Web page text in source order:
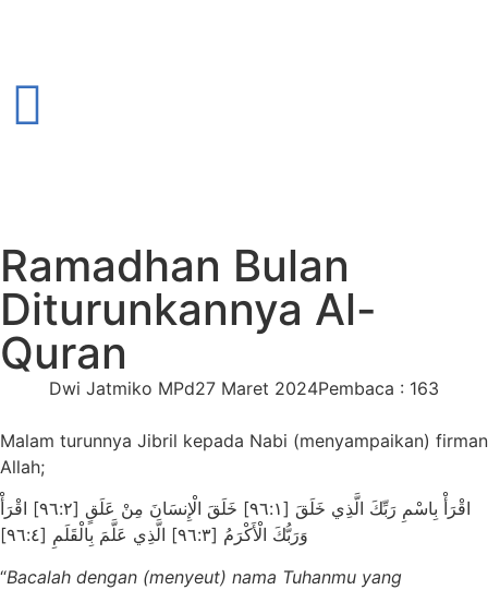
Ramadhan Bulan
Diturunkannya Al-
Quran
Dwi Jatmiko MPd27 Maret 2024Pembaca : 163
Malam turunnya Jibril kepada Nabi (menyampaikan) firman
Allah;
اقْرَأْ بِاسْمِ رَبِّكَ الَّذِي خَلَقَ [٩٦:١] خَلَقَ الْإِنسَانَ مِنْ عَلَقٍ [٩٦:٢] اقْرَأْ
وَرَبُّكَ الْأَكْرَمُ [٩٦:٣] الَّذِي عَلَّمَ بِالْقَلَمِ [٩٦:٤]
“Bacalah dengan (menyeut) nama Tuhanmu yang